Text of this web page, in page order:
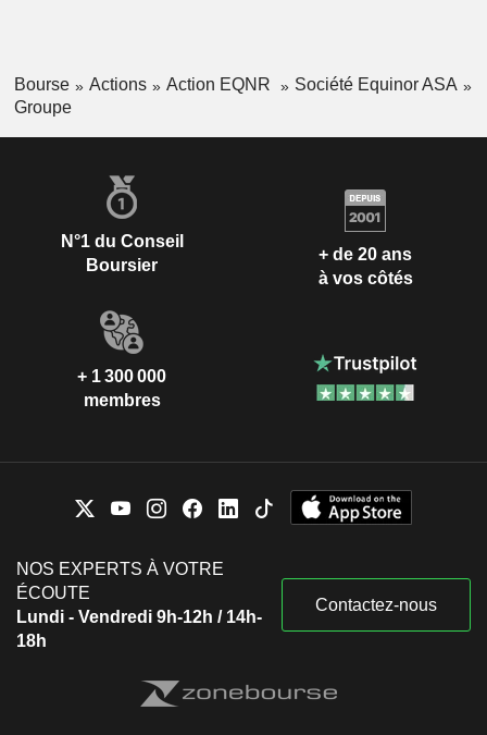
Bourse Actions Action EQNR
Société Equinor ASA
Groupe
N°1 du Conseil
Boursier
+ de 20 ans
à vos côtés
+ 1 300 000
membres
NOS EXPERTS À VOTRE
ÉCOUTE
Lundi - Vendredi 9h-12h / 14h-
18h
Contactez-nous